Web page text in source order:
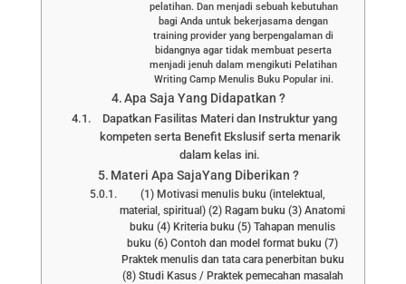
pelatihan. Dan menjadi sebuah kebutuhan
bagi Anda untuk bekerjasama dengan
training provider yang berpengalaman di
bidangnya agar tidak membuat peserta
menjadi jenuh dalam mengikuti Pelatihan
Writing Camp Menulis Buku Popular ini.
Apa Saja Yang Didapatkan ?
Dapatkan Fasilitas Materi dan Instruktur yang
kompeten serta Benefit Ekslusif serta menarik
dalam kelas ini.
Materi Apa SajaYang Diberikan ?
(1) Motivasi menulis buku (intelektual,
material, spiritual) (2) Ragam buku (3) Anatomi
buku (4) Kriteria buku (5) Tahapan menulis
buku (6) Contoh dan model format buku (7)
Praktek menulis dan tata cara penerbitan buku
(8) Studi Kasus / Praktek pemecahan masalah